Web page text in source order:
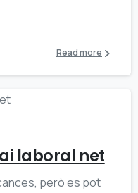
Read more
laboral net
però es pot